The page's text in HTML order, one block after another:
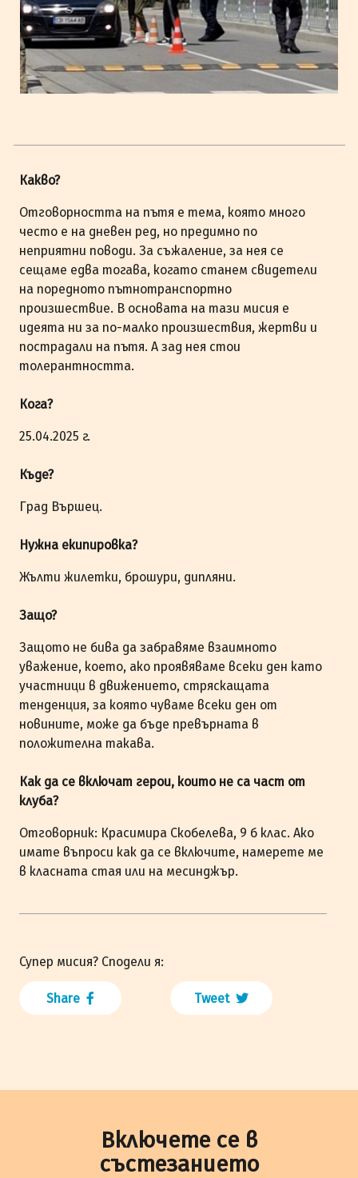
Какво?
Отговорността на пътя е тема, която много
често е на дневен ред, но предимно по
неприятни поводи. За съжаление, за нея се
сещаме едва тогава, когато станем свидетели
на поредното пътнотранспортно
произшествие. В основата на тази мисия е
идеята ни за по-малко произшествия, жертви и
пострадали на пътя. А зад нея стои
толерантността.
Кога?
25.04.2025 г.
Къде?
Град Вършец.
Нужна екипировка?
Жълти жилетки, брошури, дипляни.
Защо?
Защото не бива да забравяме взаимното
уважение, което, ако проявяваме всеки ден като
участници в движението, стряскащата
тенденция, за която чуваме всеки ден от
новините, може да бъде превърната в
положителна такава.
Как да се включат герои, които не са част от
клуба?
Отговорник: Красимира Скобелева, 9 б клас. Ако
имате въпроси как да се включите, намерете ме
в класната стая или на месинджър.
Супер мисия? Сподели я:
Share Tweet
Включете се в
състезанието